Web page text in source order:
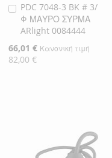
PDC 7048-3 BK # 3/
Φ ΜΑΥΡΟ ΣΥΡΜΑ
ARlight 0084444
Ειδική
Τιμή
66,01 € Κανονική τιμή
82,00 €
Προσθήκη
στο
Καλάθι